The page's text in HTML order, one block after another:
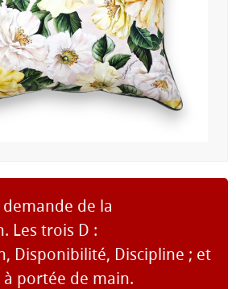
de la
Les trois D :
Disponibilité, Discipline ; et
portée de main.